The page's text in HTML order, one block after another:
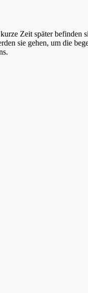
Zeit später befinden
sie gehen, um die